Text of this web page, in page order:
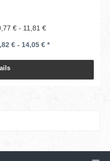
€ - 11,81 €
€ - 14,05 € *